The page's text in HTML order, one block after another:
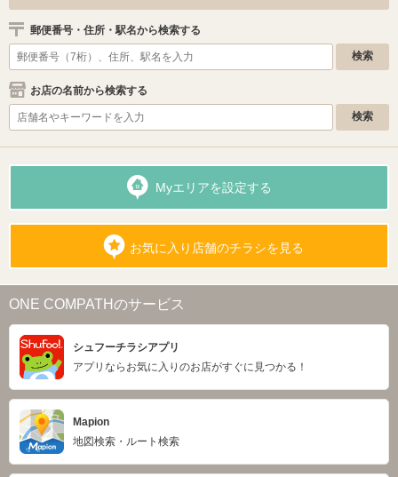
郵便番号・住所・駅名から検索する
お店の名前から検索する
Myエリアを設定する
お気に入り店舗のチラシを見る
ONE COMPATHのサービス
シュフーチラシアプリ
アプリならお気に入りのお店がすぐに見つかる！
Mapion
地図検索・ルート検索